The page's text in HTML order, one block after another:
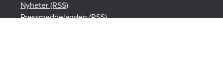
Nyheter (RSS)
Pressmeddelanden (RSS)